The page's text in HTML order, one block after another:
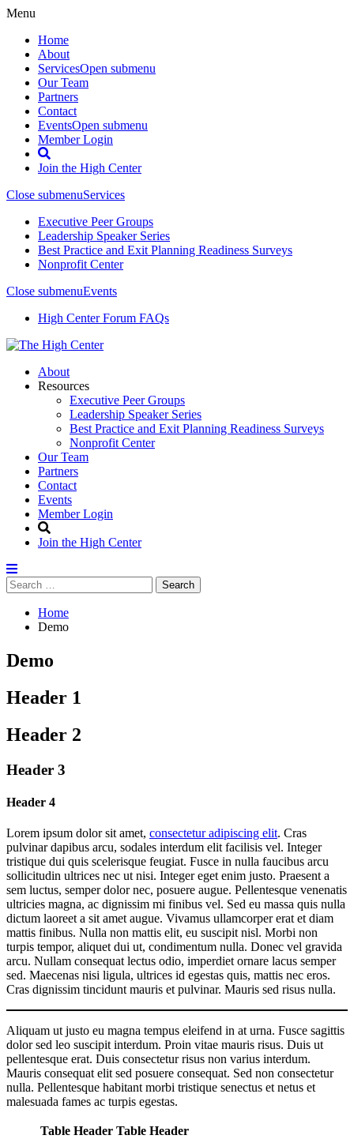
Menu
Home
About
ServicesOpen submenu
Our Team
Partners
Contact
EventsOpen submenu
Member Login
Search
Join the High Center
Close submenuServices
Executive Peer Groups
Leadership Speaker Series
Best Practice and Exit Planning Readiness Surveys
Nonprofit Center
Close submenuEvents
High Center Forum FAQs
Skip
contentAbout
Resources
Executive Peer Groups
Leadership Speaker Series
Best Practice and Exit Planning Readiness Surveys
Nonprofit Center
Our Team
Partners
Contact
Events
Member Login
Search
Join the High Center
Menu
Search
for:
Search
Home
Demo
Demo
Header 1
Header 2
Header 3
Header 4
Lorem ipsum dolor sit amet, consectetur adipiscing elit. Cras
pulvinar dapibus arcu, sodales interdum elit facilisis vel. Integer
tristique dui quis scelerisque feugiat. Fusce in nulla faucibus arcu
sollicitudin ultrices nec ut nisi. Integer eget enim justo. Praesent a
sem luctus, semper dolor nec, posuere augue. Pellentesque venenatis
ultricies magna, ac dignissim mi finibus vel. Sed eu massa quis nulla
dictum laoreet a sit amet augue. Vivamus ullamcorper erat et diam
mattis finibus. Nulla non mattis elit, eu suscipit nisl. Morbi non
turpis tempor, aliquet dui ut, condimentum nulla. Donec vel gravida
arcu. Nullam consequat lectus odio, imperdiet ornare lacus semper
sed. Maecenas nisi ligula, ultrices id egestas quis, mattis nec eros.
Cras dignissim tincidunt mauris et pulvinar. Mauris sed risus nulla.
Aliquam ut justo eu magna tempus eleifend in at urna. Fusce sagittis
dolor sed leo suscipit interdum. Proin vitae mauris risus. Duis ut
pellentesque erat. Duis consectetur risus non varius interdum.
Mauris consequat elit sed posuere consequat. Sed non consectetur
nulla. Pellentesque habitant morbi tristique senectus et netus et
malesuada fames ac turpis egestas.
Table Header Table Header